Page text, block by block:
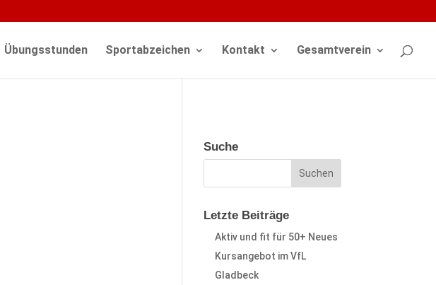
Übungsstunden Sportabzeichen Kontakt Gesamtverein
Suche
Letzte Beiträge
Aktiv und fit für 50+ Neues
Kursangebot im VfL
Gladbeck